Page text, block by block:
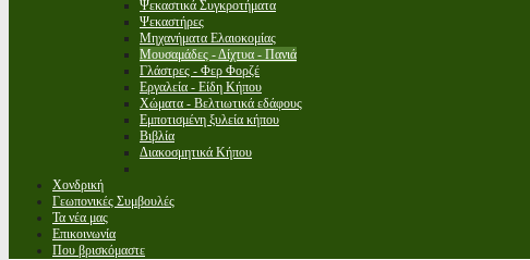
Ψεκαστικά Συγκροτήματα
Ψεκαστήρες
Μηχανήματα Ελαιοκομίας
Μουσαμάδες - Δίχτυα - Πανιά
Γλάστρες - Φερ Φορζέ
Εργαλεία - Είδη Κήπου
Χώματα - Βελτιωτικά εδάφους
Εμποτισμένη ξυλεία κήπου
Βιβλία
Διακοσμητικά Κήπου
Χονδρική
Γεωπονικές Συμβουλές
Τα νέα μας
Επικοινωνία
Που βρισκόμαστε